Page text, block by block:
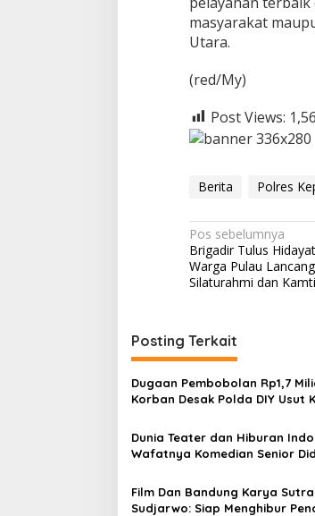
masyarakat
Utara.
(red/My)
Post Views:
Berita Polres
N
a
v
g
a
s
i
p
o
s
Pos sebelumnya
Brigadir Tulus
Warga Pulau
Silaturahmi dan
Posting Terkait
Dugaan Pembobolan Rp1,7
Korban Desak Polda DIY
Dunia Teater dan Hiburan
Wafatnya Komedian Senior
Film Dan Bandung Karya
Sudjarwo: Siap Menghibur